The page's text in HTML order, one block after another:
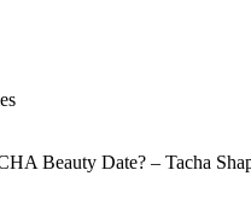
Beauty Date? – Tacha